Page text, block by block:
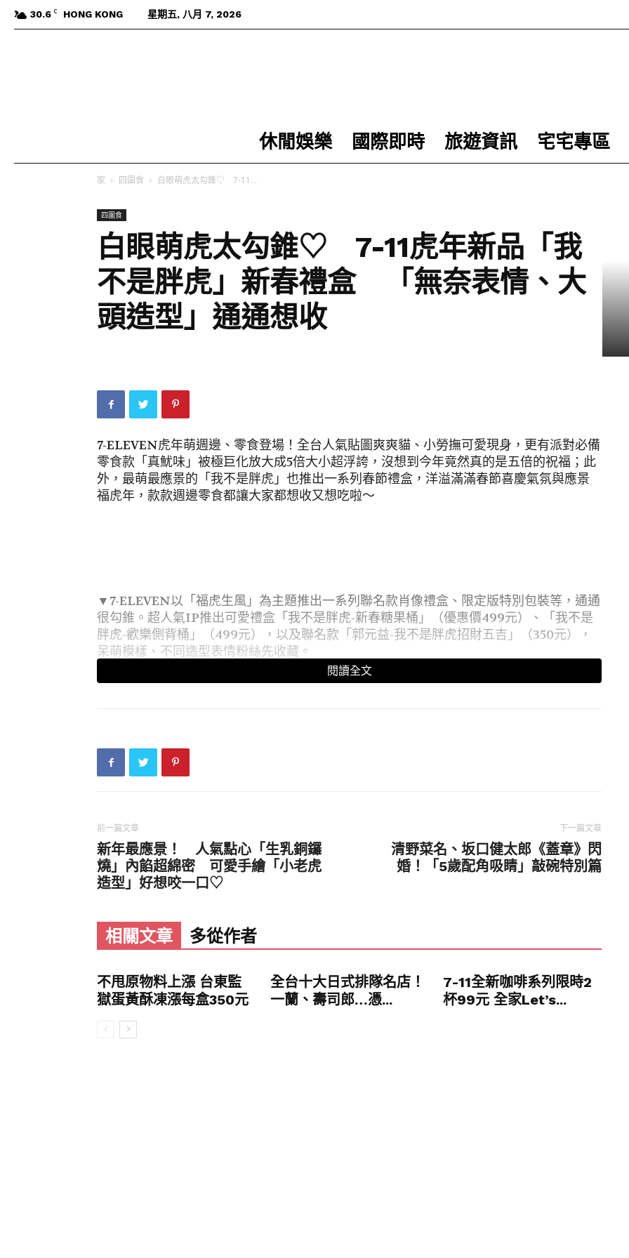
30.6 C HONG KONG 星期五, 八月 7, 2026
休閒娛樂 國際即時 旅遊資訊 宅宅專區
家 四圍食 白眼萌虎太勾錐♡ 7-11...
四圍食
白眼萌虎太勾錐♡ 7-11虎年新品「我
不是胖虎」新春禮盒 「無奈表情、大
頭造型」通通想收
7-ELEVEN虎年萌週邊、零食登場！全台人氣貼圖爽爽貓、小勞撫可愛現身，更有派對必備
零食款「真魷味」被極巨化放大成5倍大小超浮誇，沒想到今年竟然真的是五倍的祝福；此
外，最萌最應景的「我不是胖虎」也推出一系列春節禮盒，洋溢滿滿春節喜慶氣氛與應景
福虎年，款款週邊零食都讓大家都想收又想吃啦～
▼7-ELEVEN以「福虎生風」為主題推出一系列聯名款肖像禮盒、限定版特別包裝等，通通
很勾錐。超人氣IP推出可愛禮盒「我不是胖虎-新春糖果桶」（優惠價499元）、「我不是
胖虎-歡樂側背桶」（499元），以及聯名款「郭元益-我不是胖虎招財五吉」（350元），
呆萌模樣、不同造型表情粉絲先收藏。
延伸閱讀：
閱讀全文
前一篇文章
新年最應景！ 人氣點心「生乳銅鑼
燒」內餡超綿密 可愛手繪「小老虎
造型」好想咬一口♡
下一篇文章
清野菜名、坂口健太郎《蓋章》閃
婚！「5歲配角吸睛」敲碗特別篇
相關文章 多從作者
不甩原物料上漲 台東監
獄蛋黃酥凍漲每盒350元
全台十大日式排隊名店！
一蘭、壽司郎…憑...
7-11全新咖啡系列限時2
杯99元 全家Let’s...